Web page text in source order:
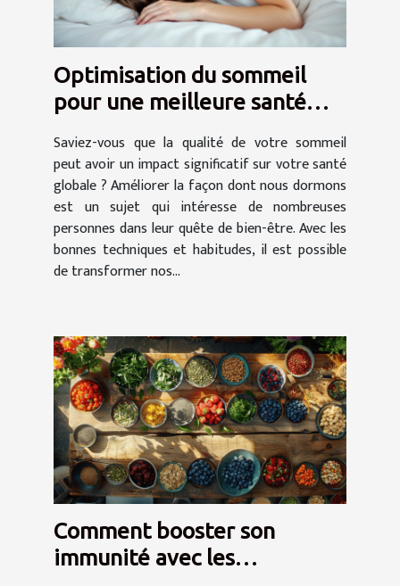
Optimisation du sommeil
pour une meilleure santé
plus efficaces
Saviez-vous que la qualité de votre sommeil
peut avoir un impact significatif sur votre santé
globale ? Améliorer la façon dont nous dormons
est un sujet qui intéresse de nombreuses
personnes dans leur quête de bien-être. Avec les
bonnes techniques et habitudes, il est possible
de transformer nos...
Comment booster son
immunité avec les